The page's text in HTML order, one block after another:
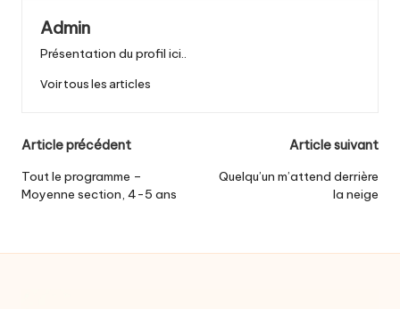
Admin
Présentation du profil ici..
Voir tous les articles
Post
navigation
Article précédent
Tout le programme –
Moyenne section, 4-5 ans
Article suivant
Quelqu’un m’attend derrière
la neige